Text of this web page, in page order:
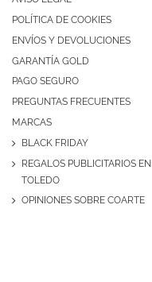
POLÍTICA DE COOKIES
ENVÍOS Y DEVOLUCIONES
GARANTÍA GOLD
PAGO SEGURO
PREGUNTAS FRECUENTES
MARCAS
BLACK FRIDAY
REGALOS PUBLICITARIOS EN
TOLEDO
OPINIONES SOBRE COARTE